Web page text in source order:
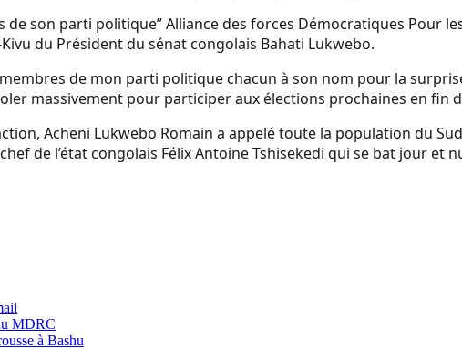
de son parti politique” Alliance des forces Démocratiques Pour
du Président du sénat congolais Bahati Lukwebo.
de mon parti politique chacun à son nom pour la
massivement pour participer aux élections prochaines en fin
Acheni Lukwebo Romain a appelé toute la population du
de l’état congolais Félix Antoine Tshisekedi qui se bat jour et
MDRC
à Bashu